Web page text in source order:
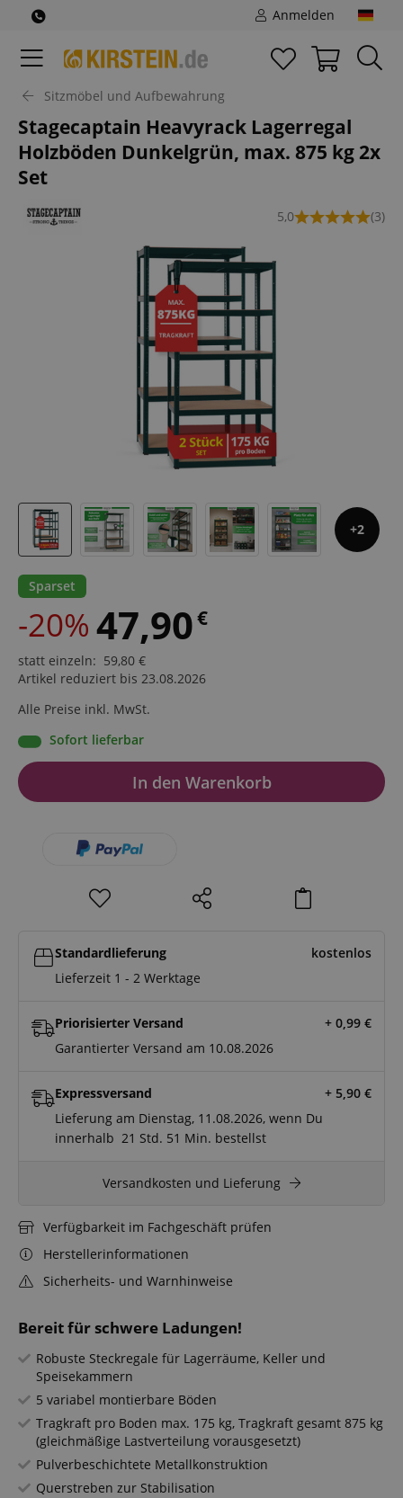
Anmelden
Sitzmöbel und Aufbewahrung
Stagecaptain Heavyrack Lagerregal
Holzböden Dunkelgrün, max. 875 kg 2x
Set
5,0 (3)
2
Bereit für schwere Ladungen!
Robuste Steckregale für Lagerräume, Keller und
Speisekammern
5 variabel montierbare Böden
Tragkraft pro Boden max. 175 kg, Tragkraft gesamt 875 kg
(gleichmäßige Lastverteilung vorausgesetzt)
Pulverbeschichtete Metallkonstruktion
Querstreben zur Stabilisation
Sparset
-20%47,90€
statt einzeln: 59,80 €
Artikel reduziert bis 23.08.2026
Alle Preise inkl. MwSt.
Sofort lieferbar
In den Warenkorb
Standardlieferung
kostenlos
Lieferzeit 1 - 2 Werktage
Priorisierter Versand + 0,99 €
Garantierter Versand am 10.08.2026
Expressversand + 5,90 €
Lieferung am Dienstag, 11.08.2026, wenn Du
innerhalb 21 Std. 51 Min. bestellst
Versandkosten und Lieferung
Verfügbarkeit im Fachgeschäft prüfen
Herstellerinformationen
Sicherheits- und Warnhinweise